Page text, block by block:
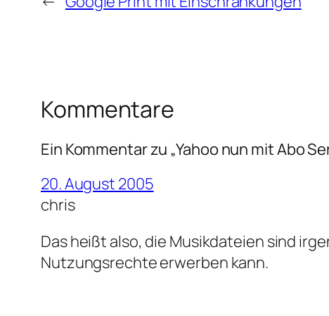
Kommentare
Ein Kommentar zu „Yahoo nun mit Abo
20. August 2005
chris
Das heißt also, die Musikdateien sind
Nutzungsrechte erwerben kann.